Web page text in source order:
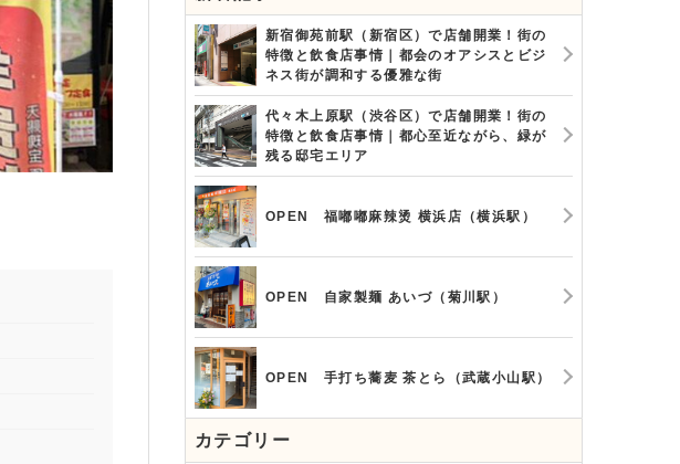
新宿御苑前駅（新宿区）で店舗開業！街の
特徴と飲食店事情｜都会のオアシスとビジ
ネス街が調和する優雅な街
代々木上原駅（渋谷区）で店舗開業！街の
特徴と飲食店事情｜都心至近ながら、緑が
残る邸宅エリア
OPEN 福嘟嘟麻辣烫 横浜店（横浜駅）
OPEN 自家製麺 あいづ（菊川駅）
OPEN 手打ち蕎麦 茶とら（武蔵小山駅）
カテゴリー